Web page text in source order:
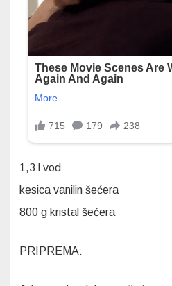
1,3 l vod
kesica vanilin šećera
800 g kristal šećera
PRIPREMA: